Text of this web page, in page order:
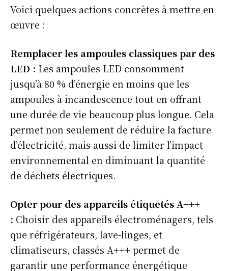
S'ABONNER
Voici quelques actions concrètes à mettre en
œuvre :
Remplacer les ampoules classiques par des
LED : Les ampoules LED consomment
jusqu’à 80 % d’énergie en moins que les
ampoules à incandescence tout en offrant
une durée de vie beaucoup plus longue. Cela
permet non seulement de réduire la facture
d’électricité, mais aussi de limiter l’impact
environnemental en diminuant la quantité
de déchets électriques.
Opter pour des appareils étiquetés A+++
: Choisir des appareils électroménagers, tels
que réfrigérateurs, lave-linges, et
climatiseurs, classés A+++ permet de
garantir une performance énergétique